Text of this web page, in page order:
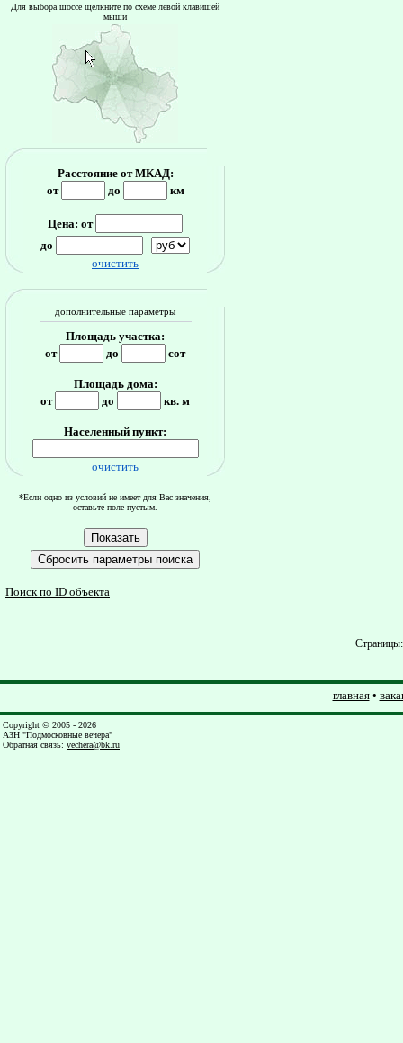
Для выбора шоссе щелкните по схеме левой клавишей
мыши
Расстояние от МКАД:
от
до км
Цена: от
до
очистить
дополнительные параметры
Площадь участка:
от
до сот
Площадь дома:
от
до кв. м
Населенный пункт:
очистить
*Если одно из условий не имеет для Вас значения,
оставьте поле пустым.
Поиск по ID объекта
главная•
Copyright © 2005 - 2026
АЗН "Подмосковные вечера"
Обратная связь: vechera@bk.ru